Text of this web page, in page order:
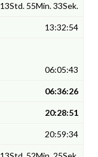
13Std. 55Min. 33Sek.
13:32:54
06:05:43
06:36:26
20:28:51
20:59:34